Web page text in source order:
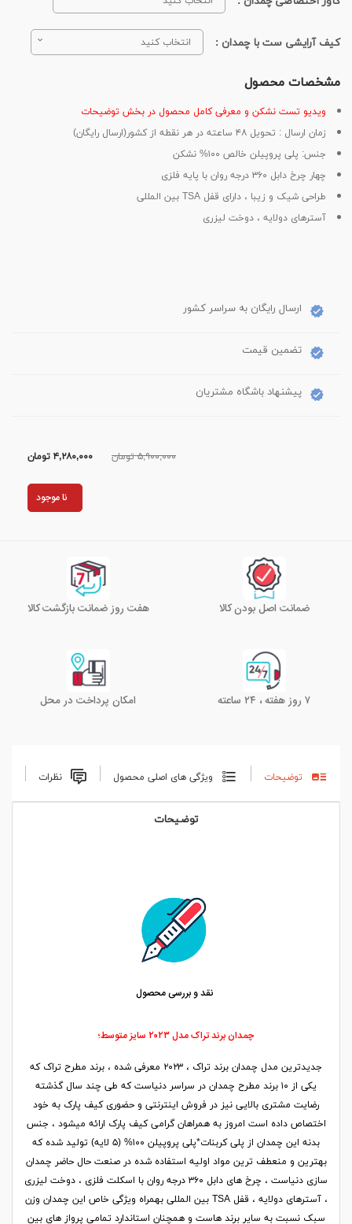
کیف آرایشی ست با چمدان : انتخاب کنید
مشخصات محصول
ویدیو تست نشکن و معرفی کامل محصول در بخش توضیحات
زمان ارسال : تحویل ۴۸ ساعته در هر نقطه از کشور(ارسال رایگان)
جنس: پلی پروپیلن خالص ۱۰۰% نشکن
چهار چرخ دابل ۳۶۰ درجه روان با پایه فلزی
طراحی شیک و زیبا ، دارای قفل TSA بین المللی
آسترهای دولایه ، دوخت لیزری
ارسال رایگان به سراسر کشور
تضمین قیمت
پیشنهاد باشگاه مشتریان
۵,۹۰۰,۰۰۰ تومان ۴,۲۸۰,۰۰۰تومان
نا موجود
ضمانت اصل بودن کالا هفت روز ضمانت بازگشت کالا
۷ روز هفته ، ۲۴ ساعته امکان پرداخت در محل
توضیحات ویژگی های اصلی محصول نظرات
توضیحات
نقد و بررسی محصول
چمدان برند تراک مدل ۲۰۲۳ سایز متوسط؛
جدیدترین مدل چمدان برند تراک ، ۲۰۲۳ معرفی شده ، برند مطرح تراک که
یکی از ۱۰ برند مطرح چمدان در سراسر دنیاست که طی چند سال گذشته
رضایت مشتری بالایی نیز در فروش اینترنتی و حضوری کیف پارک به خود
اختصاص داده است امروز به همراهان گرامی کیف پارک ارائه میشود ، جنس
بدنه این چمدان از پلی کربنات*پلی پروپیلن ۱۰۰% (۵ لایه) تولید شده که
بهترین و منعطف ترین مواد اولیه استفاده شده در صنعت حال حاضر چمدان
سازی دنیاست ، چرخ های دابل ۳۶۰ درجه روان با اسکلت فلزی ، دوخت لیزری
، آسترهای دولایه ، قفل TSA بین المللی بهمراه ویژگی خاص این چمدان وزن
سبک نسبت به سایر برند هاست و همچنان استاندارد تمامی پرواز های بین